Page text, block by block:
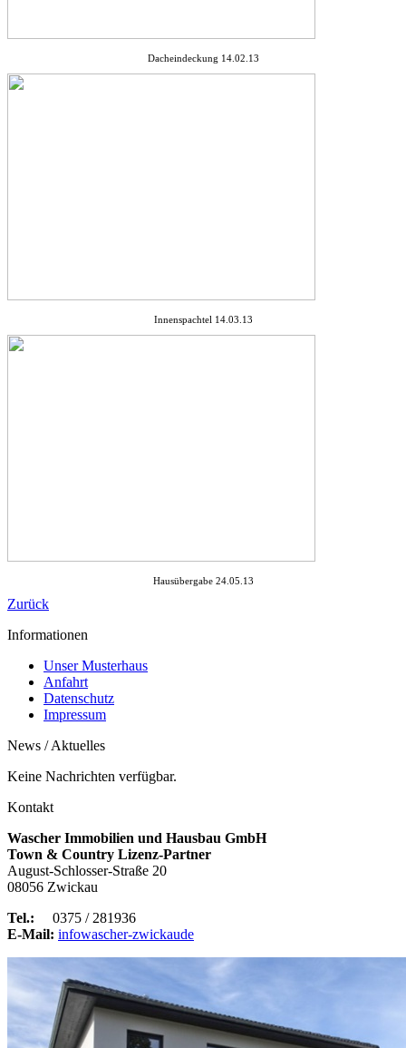
Dacheindeckung 14.02.13
Innenspachtel 14.03.13
Hausübergabe 24.05.13
Zurück
Informationen
Unser Musterhaus
Anfahrt
Datenschutz
Impressum
News / Aktuelles
Keine Nachrichten verfügbar.
Kontakt
Wascher Immobilien und Hausbau GmbH
Town & Country Lizenz-Partner
August-Schlosser-Straße 20
08056 Zwickau
Tel.: 0375 / 281936
E-Mail: infowascher-zwickaude